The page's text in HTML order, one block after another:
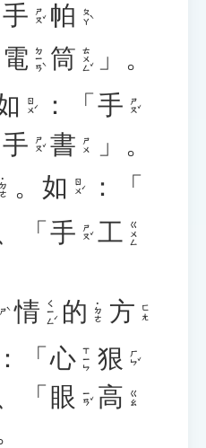
手 ㄕㄡˇ 帕 ㄆㄚˋ
電 ㄉㄧㄢˋ 筒 ㄊㄨㄥˇ
」。
ㄖㄨˊ ：「 手 ㄕㄡˇ
手 ㄕㄡˇ 書 ㄕㄨ
」。
˙ㄉㄜ 。 如 ㄖㄨˊ
：「
「 手 ㄕㄡˇ 工 ㄍㄨㄥ
ㄕˋ 情 ㄑㄧㄥˊ 的 ˙ㄉㄜ 方 ㄈㄤ
：「心 ㄒㄧㄣ 狠 ㄏㄣˇ
「 眼 ㄧㄢˇ 高 ㄍㄠ